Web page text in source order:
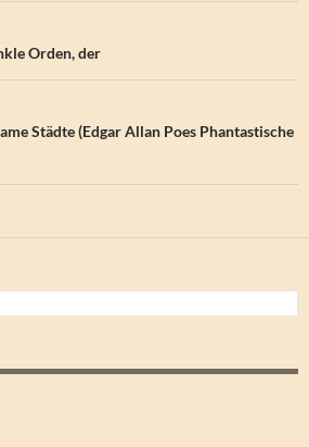
Orden, der
Städte (Edgar Allan Poes Phantastische